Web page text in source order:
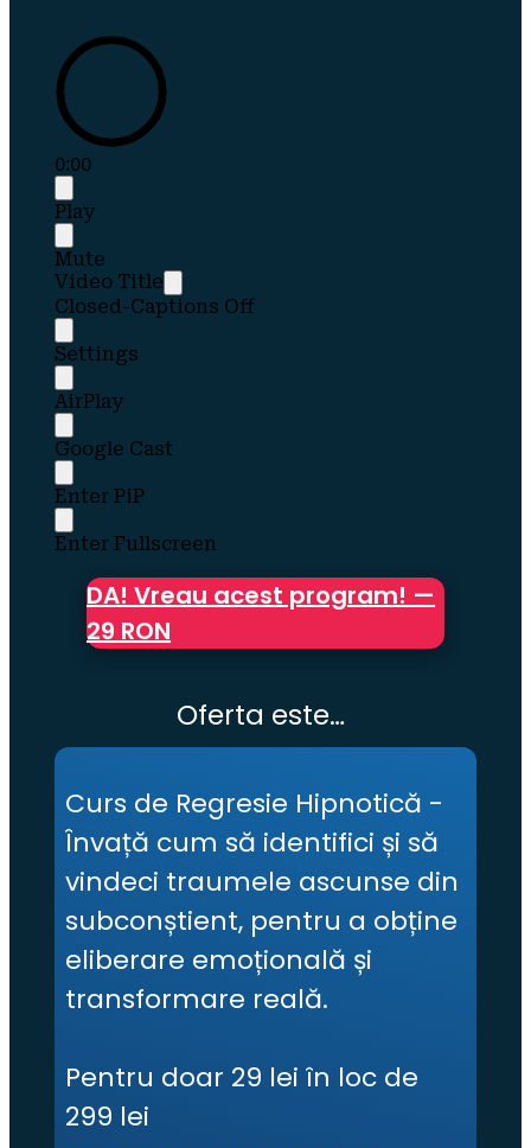
0:00
Play
Mute
Video Title
Closed-Captions Off
Settings
AirPlay
Google Cast
Enter PiP
Enter Fullscreen
DA! Vreau acest program! —
29 RON
Oferta este…
Curs de Regresie Hipnotică -
Învață cum să identifici și să
vindeci traumele ascunse din
subconștient, pentru a obține
eliberare emoțională și
transformare reală.
Pentru doar 29 lei în loc de
299 lei